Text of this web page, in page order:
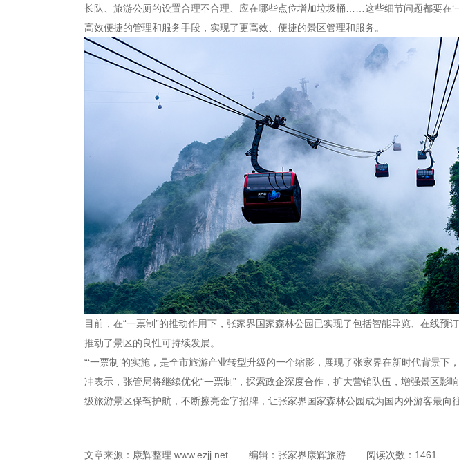
长队、旅游公厕的设置合理不合理、应在哪些点位增加垃圾桶……这些细节问题都要在
高效便捷的管理和服务手段，实现了更高效、便捷的景区管理和服务。
目前，在“一票制”的推动作用下，张家界国家森林公园已实现了包括智能导览、在线
推动了景区的良性可持续发展。
“‘一票制’的实施，是全市旅游产业转型升级的一个缩影，展现了张家界在新时代背景
冲表示，张管局将继续优化“一票制”，探索政企深度合作，扩大营销队伍，增强景区
级旅游景区保驾护航，不断擦亮金字招牌，让张家界国家森林公园成为国内外游客最向
文章来源：康辉整理 www.ezjj.net 编辑：张家界康辉旅游 阅读次数：1461